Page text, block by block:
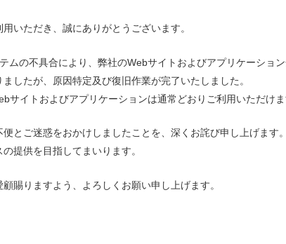
いただき、誠にありがとうございます。
ムの不具合により、弊社のWebサイトおよびアプリケーショ
したが、原因特定及び復旧作業が完了いたしました。
イトおよびアプリケーションは通常どおりご利用いただけま
とご迷惑をおかけしましたことを、深くお詫び申し上げます
提供を目指してまいります。
賜りますよう、よろしくお願い申し上げます。